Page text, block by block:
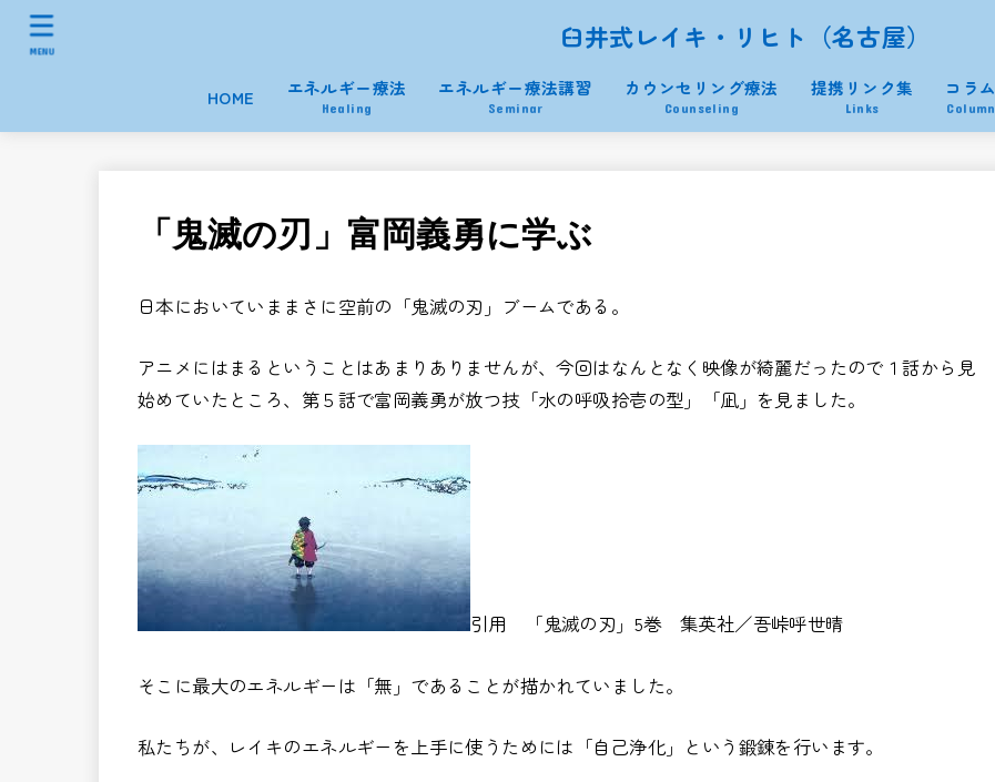
臼井式レイキ・リヒト（名古屋）
HOME エネルギー療法
Healing
エネルギー療法講習
Seminar
カウンセリング療法
Counseling
提携リンク集
Links
コラム
Column
MENU
「鬼滅の刃」富岡義勇に学ぶ
日本においていままさに空前の「鬼滅の刃」ブームである。
アニメにはまるということはあまりありませんが、今回はなんとなく映像が綺麗だったので１話から見
始めていたところ、第５話で富岡義勇が放つ技「水の呼吸拾壱の型」「凪」を見ました。
引用 「鬼滅の刃」5巻 集英社／吾峠呼世晴
そこに最大のエネルギーは「無」であることが描かれていました。
私たちが、レイキのエネルギーを上手に使うためには「自己浄化」という鍛錬を行います。